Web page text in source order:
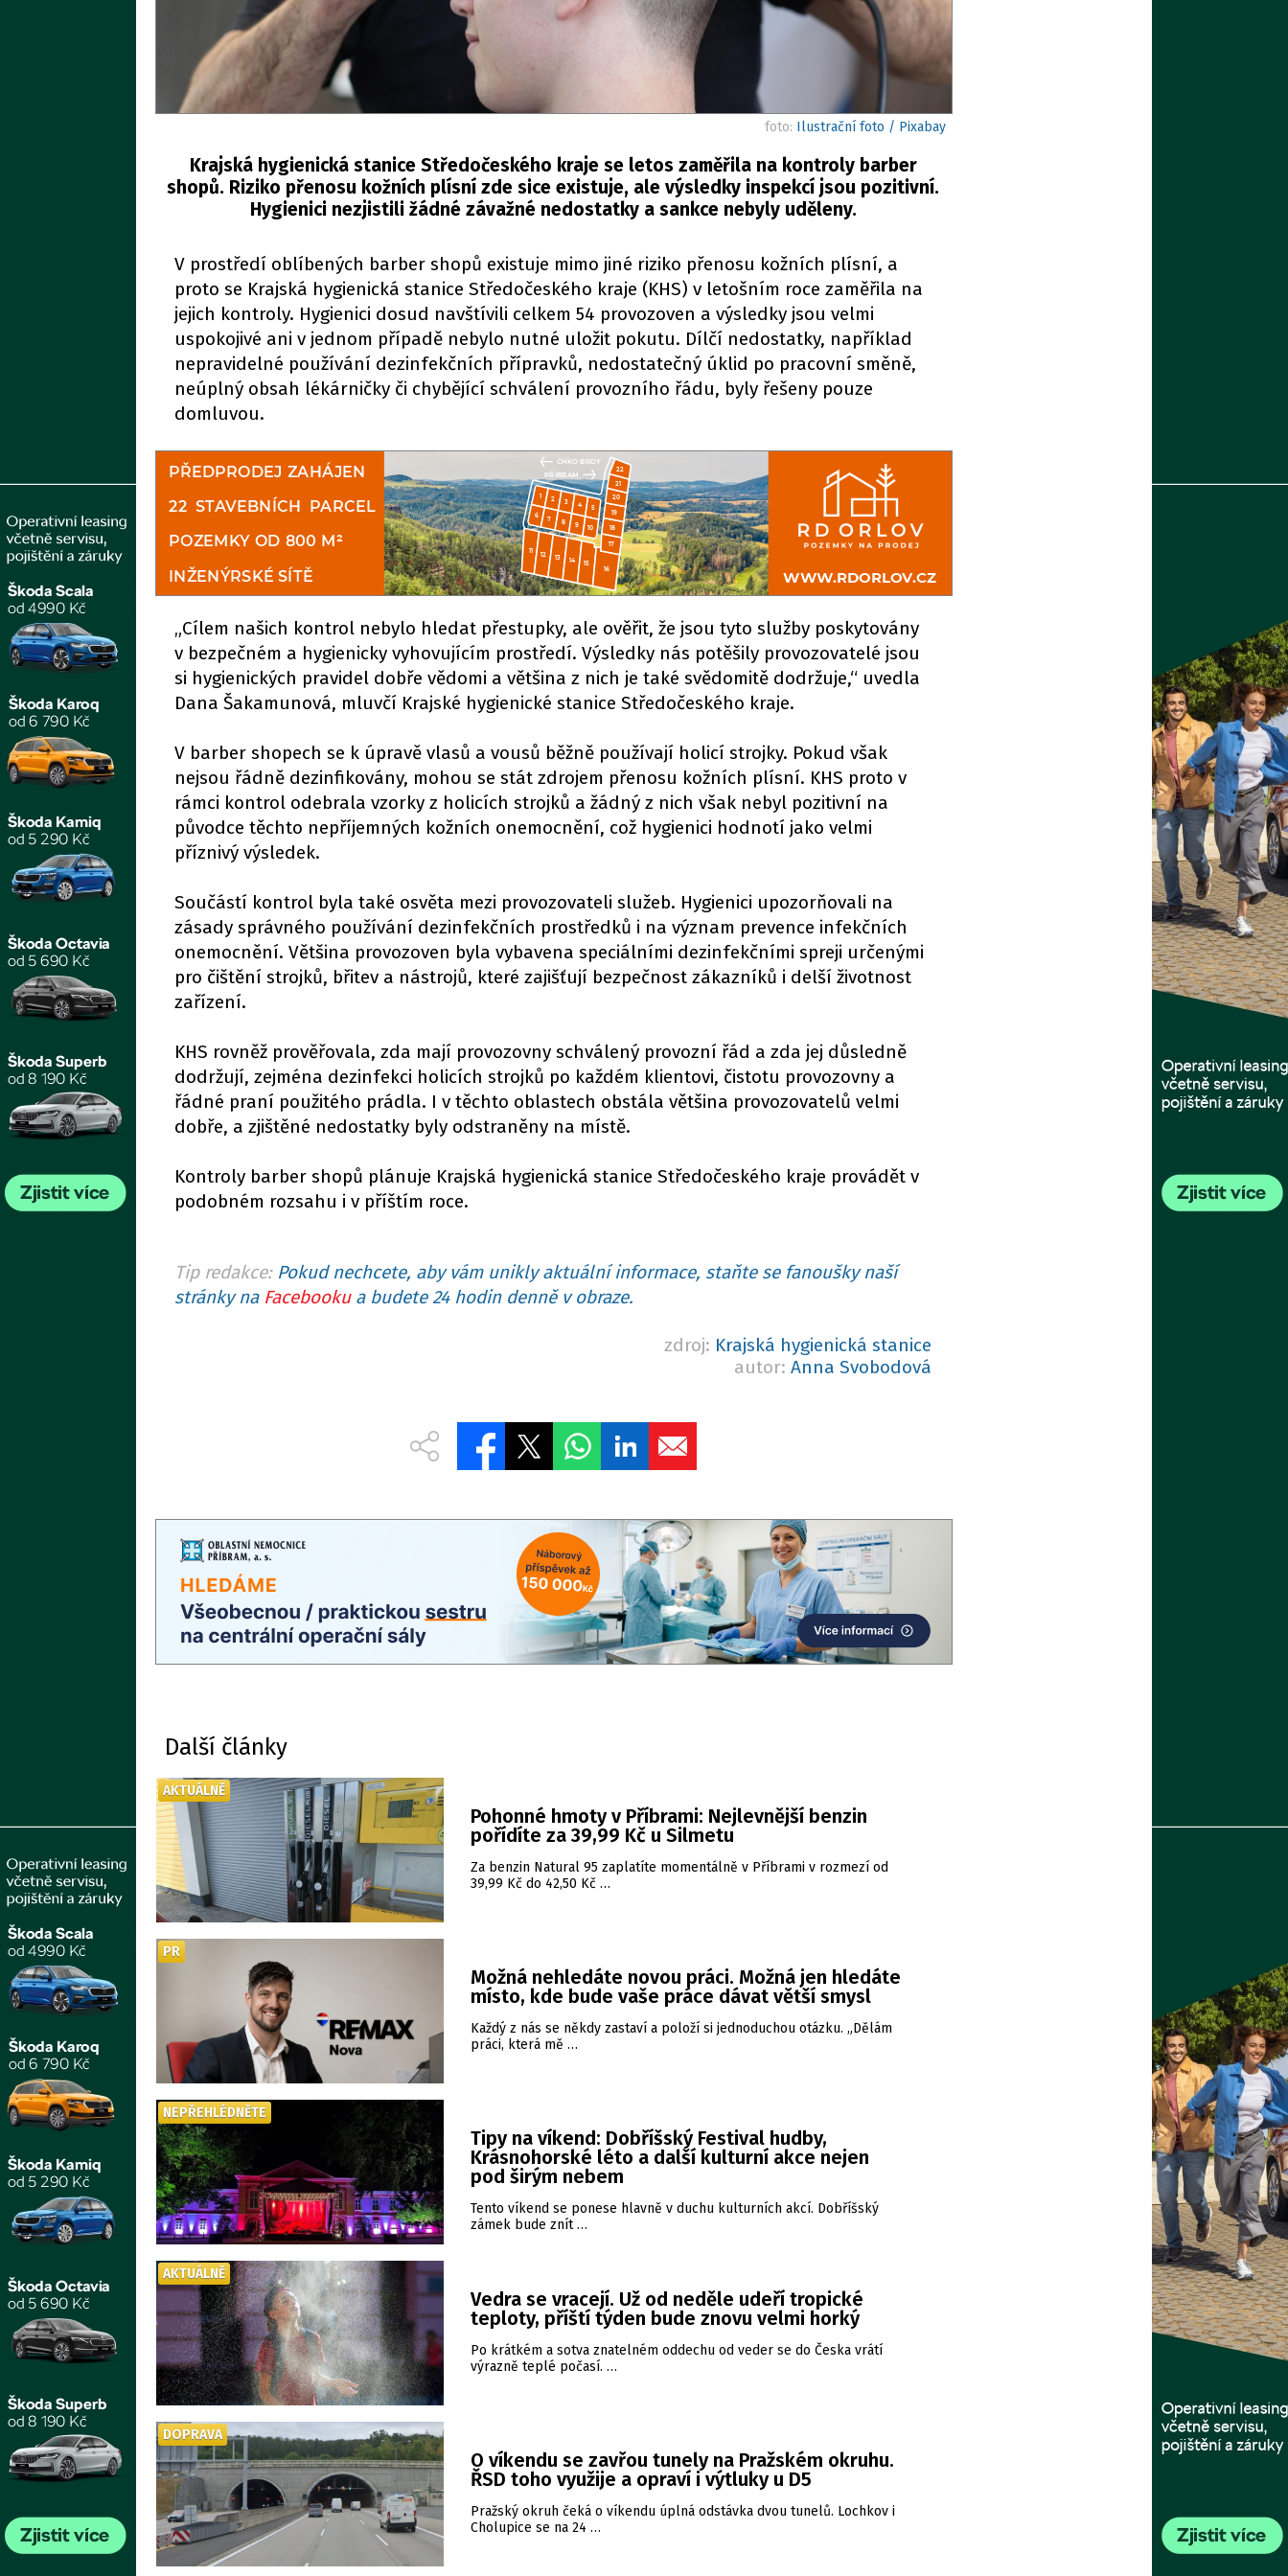
foto: Ilustrační foto / Pixabay
Krajská hygienická stanice Středočeského kraje se letos zaměřila na kontroly barber
shopů. Riziko přenosu kožních plísní zde sice existuje, ale výsledky inspekcí jsou pozitivní.
Hygienici nezjistili žádné závažné nedostatky a sankce nebyly uděleny.
V prostředí oblíbených barber shopů existuje mimo jiné riziko přenosu kožních plísní, a
proto se Krajská hygienická stanice Středočeského kraje (KHS) v letošním roce zaměřila na
jejich kontroly. Hygienici dosud navštívili celkem 54 provozoven a výsledky jsou velmi
uspokojivé ani v jednom případě nebylo nutné uložit pokutu. Dílčí nedostatky, například
nepravidelné používání dezinfekčních přípravků, nedostatečný úklid po pracovní směně,
neúplný obsah lékárničky či chybějící schválení provozního řádu, byly řešeny pouze
domluvou.
„Cílem našich kontrol nebylo hledat přestupky, ale ověřit, že jsou tyto služby poskytovány
v bezpečném a hygienicky vyhovujícím prostředí. Výsledky nás potěšily provozovatelé jsou
si hygienických pravidel dobře vědomi a většina z nich je také svědomitě dodržuje,“ uvedla
Dana Šakamunová, mluvčí Krajské hygienické stanice Středočeského kraje.
V barber shopech se k úpravě vlasů a vousů běžně používají holicí strojky. Pokud však
nejsou řádně dezinfikovány, mohou se stát zdrojem přenosu kožních plísní. KHS proto v
rámci kontrol odebrala vzorky z holicích strojků a žádný z nich však nebyl pozitivní na
původce těchto nepříjemných kožních onemocnění, což hygienici hodnotí jako velmi
příznivý výsledek.
Součástí kontrol byla také osvěta mezi provozovateli služeb. Hygienici upozorňovali na
zásady správného používání dezinfekčních prostředků i na význam prevence infekčních
onemocnění. Většina provozoven byla vybavena speciálními dezinfekčními spreji určenými
pro čištění strojků, břitev a nástrojů, které zajišťují bezpečnost zákazníků i delší životnost
zařízení.
KHS rovněž prověřovala, zda mají provozovny schválený provozní řád a zda jej důsledně
dodržují, zejména dezinfekci holicích strojků po každém klientovi, čistotu provozovny a
řádné praní použitého prádla. I v těchto oblastech obstála většina provozovatelů velmi
dobře, a zjištěné nedostatky byly odstraněny na místě.
Kontroly barber shopů plánuje Krajská hygienická stanice Středočeského kraje provádět v
podobném rozsahu i v příštím roce.
Tip redakce: Pokud nechcete, aby vám unikly aktuální informace, staňte se fanoušky naší
stránky na Facebookua budete 24 hodin denně v obraze.
zdroj: Krajská hygienická stanice
autor: Anna Svobodová
Další články
Pohonné hmoty v Příbrami: Nejlevnější benzin
pořídíte za 39,99 Kč u Silmetu
Za benzin Natural 95 zaplatíte momentálně v Příbrami v rozmezí od
39,99 Kč do 42,50 Kč …
AKTUÁLNĚ
Možná nehledáte novou práci. Možná jen hledáte
místo, kde bude vaše práce dávat větší smysl
Každý z nás se někdy zastaví a položí si jednoduchou otázku. „Dělám
práci, která mě …
PR
Tipy na víkend: Dobříšský Festival hudby,
Krásnohorské léto a další kulturní akce nejen
pod širým nebem
Tento víkend se ponese hlavně v duchu kulturních akcí. Dobříšský
zámek bude znít …
NEPŘEHLÉDNĚTE
Vedra se vracejí. Už od neděle udeří tropické
teploty, příští týden bude znovu velmi horký
Po krátkém a sotva znatelném oddechu od veder se do Česka vrátí
výrazně teplé počasí. …
AKTUÁLNĚ
O víkendu se zavřou tunely na Pražském okruhu.
ŘSD toho využije a opraví i výtluky u D5
Pražský okruh čeká o víkendu úplná odstávka dvou tunelů. Lochkov i
Cholupice se na 24 …
DOPRAVA